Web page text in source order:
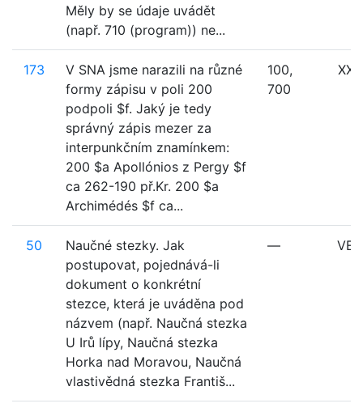
Měly by se údaje uvádět
(např. 710 (program)) ne...
173
V SNA jsme narazili na různé
formy zápisu v poli 200
podpoli $f. Jaký je tedy
správný zápis mezer za
interpunkčním znamínkem:
200 $a Apollónios z Pergy $f
ca 262-190 př.Kr. 200 $a
Archimédés $f ca...
100,
700
XXX
50
Naučné stezky. Jak
postupovat, pojednává-li
dokument o konkrétní
stezce, která je uváděna pod
názvem (např. Naučná stezka
U Irů lípy, Naučná stezka
Horka nad Moravou, Naučná
vlastivědná stezka Františ...
— VEC